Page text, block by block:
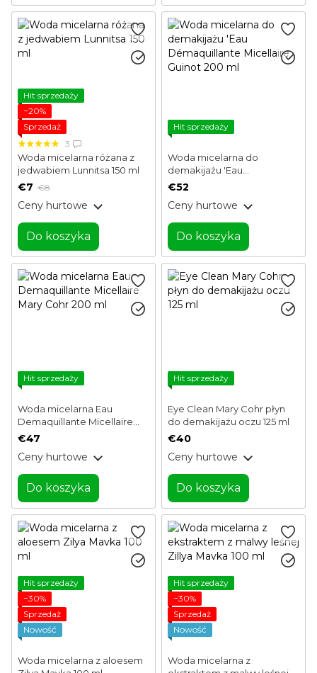
Hit sprzedaży
−20%
Sprzedaż
3
Woda micelarna różana z
jedwabiem Lunnitsa 150 ml
€7 €8
Ceny hurtowe
Do koszyka
Hit sprzedaży
Woda micelarna do
demakijażu 'Eau
Démaquillante Micellaire
€52
Ceny hurtowe
Do koszyka
Hit sprzedaży
Woda micelarna Eau
Demaquillante Micellaire
Mary Cohr 200 ml
€47
Ceny hurtowe
Do koszyka
Hit sprzedaży
Eye Clean Mary Cohr płyn
do demakijażu oczu 125 ml
€40
Ceny hurtowe
Do koszyka
Hit sprzedaży
−30%
Sprzedaż
Nowość
Woda micelarna z aloesem
Hit sprzedaży
−30%
Sprzedaż
Nowość
Woda micelarna z